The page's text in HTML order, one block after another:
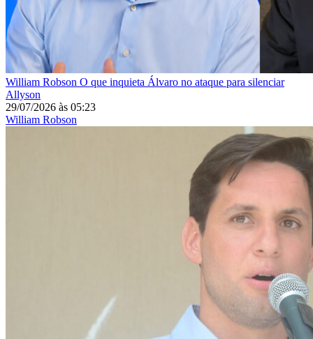
William Robson O que inquieta Álvaro no ataque para silenciar
Allyson
29/07/2026 às 05:23
William Robson